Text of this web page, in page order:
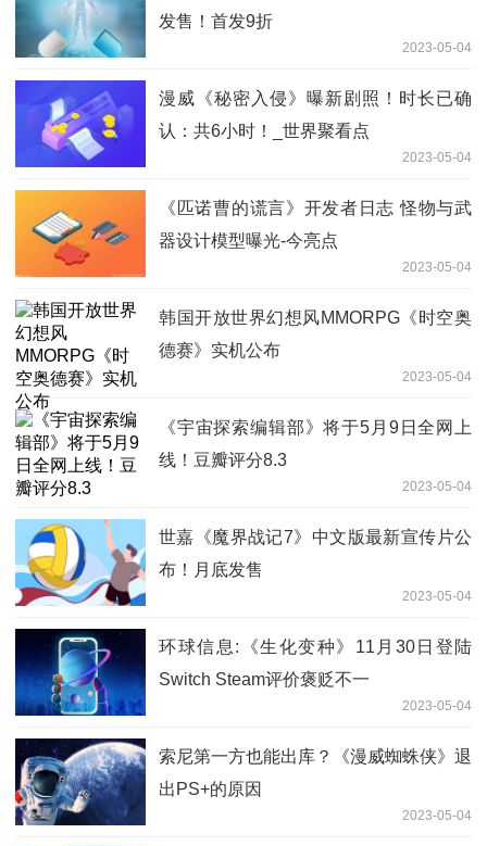
发售！首发9折
2023-05-04
漫威《秘密入侵》曝新剧照！时长已确
认：共6小时！_世界聚看点
2023-05-04
《匹诺曹的谎言》开发者日志 怪物与武
器设计模型曝光-今亮点
2023-05-04
韩国开放世界幻想风MMORPG《时空奥
德赛》实机公布
2023-05-04
《宇宙探索编辑部》将于5月9日全网上
线！豆瓣评分8.3
2023-05-04
世嘉《魔界战记7》中文版最新宣传片公
布！月底发售
2023-05-04
环球信息:《生化变种》11月30日登陆
Switch Steam评价褒贬不一
2023-05-04
索尼第一方也能出库？《漫威蜘蛛侠》退
出PS+的原因
2023-05-04